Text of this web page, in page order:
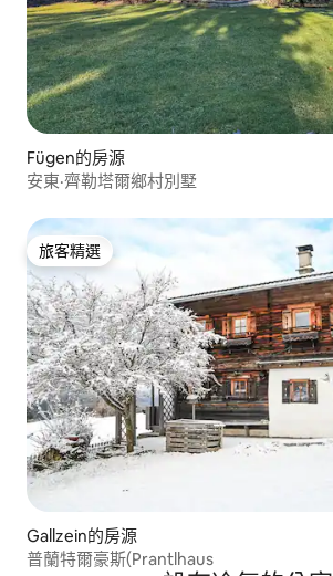
Fügen的房源
安東·齊勒塔爾鄉村別墅
旅客精選
旅客精選
Gallzein的房源
普蘭特爾豪斯(Prantlhaus